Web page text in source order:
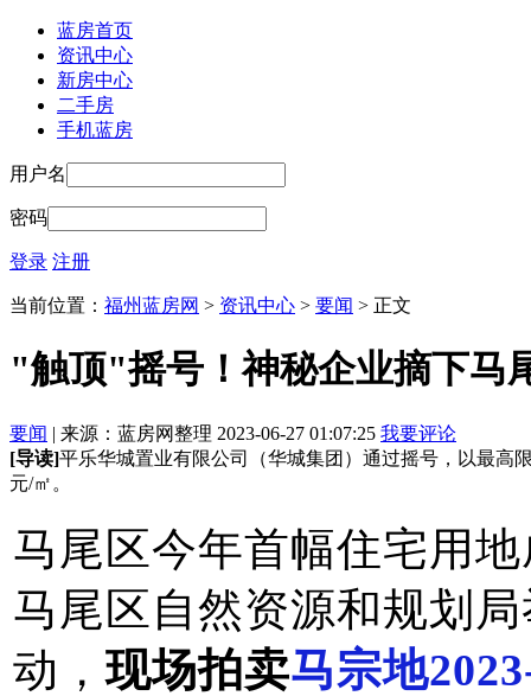
蓝房首页
资讯中心
新房中心
二手房
手机蓝房
用户名
密码
登录 注册
当前位置： 福州蓝房网 > 资讯中心 > 要闻 > 正文
"触顶"摇号！神秘企业摘下马
要闻 | 来源：蓝房网整理 2023-06-27 01:07:25 我要评论
[导读]平乐华城置业有限公司（华城集团）通过摇号，以最高
元/㎡。
马尾区今年首幅住宅用
马尾区自然资源和规划
动，现场拍卖马宗地